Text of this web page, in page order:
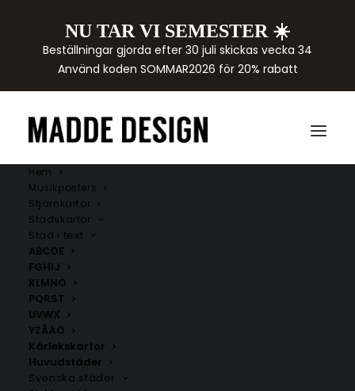
NU TAR VI SEMESTER ☀️
Beställningar gjorda efter 30 juli skickas vecka 34
Använd koden SOMMAR2026 för 20% rabatt
Hem
Musikposters
Stjärnkartor
Stadskartor
Stad i text
ABCDE
FGHIJ
KLMNO
PQRST
UVWX
YZÅÄÖ
Kärlekskartor
Huvudstäder
Svenska städer